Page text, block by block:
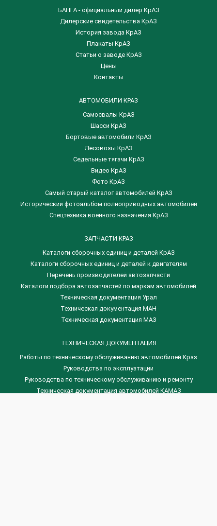
БАНГА - официальный дилер КрАЗ
Дилерские свидетельства КрАЗ
История завода КрАЗ
Плакаты КрАЗ
Статьи о заводе КрАЗ
Цены
Контакты
АВТОМОБИЛИ КРАЗ
Самосвалы КрАЗ
Шасси КрАЗ
Бортовые автомобили КрАЗ
Лесовозы КрАЗ
Седельные тягачи КрАЗ
Видео КрАЗ
Фото КрАЗ
Самый старый каталог автомобилей КрАЗ
Исторический фотоальбом полноприводных автомобилей
Спецтехника военного назначения КрАЗ
ЗАПЧАСТИ КРАЗ
Каталоги сборочных единиц и деталей КрАЗ
​Каталоги сборочных единиц и деталей к двигателям
Перечень производителей автозапчасти
Каталоги подбора автозапчастей по маркам автомобилей
Техническая документация Урал
Техническая документация МАН
Техническая документация МАЗ
ТЕХНИЧЕСКАЯ ДОКУМЕНТАЦИЯ
Работы по техническому обслуживанию автомобилей Краз
Руководства по эксплуатации
Руководства по техническому обслуживанию и ремонту
Техническая документация автомобилей КАМАЗ